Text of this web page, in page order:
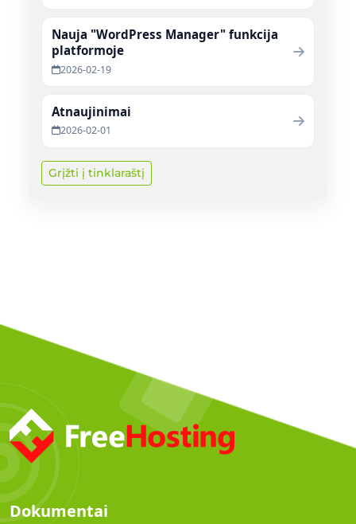
Nauja "WordPress Manager" funkcija
platformoje
2026-02-19
Atnaujinimai
2026-02-01
Grįžti į tinklaraštį
Dokumentai